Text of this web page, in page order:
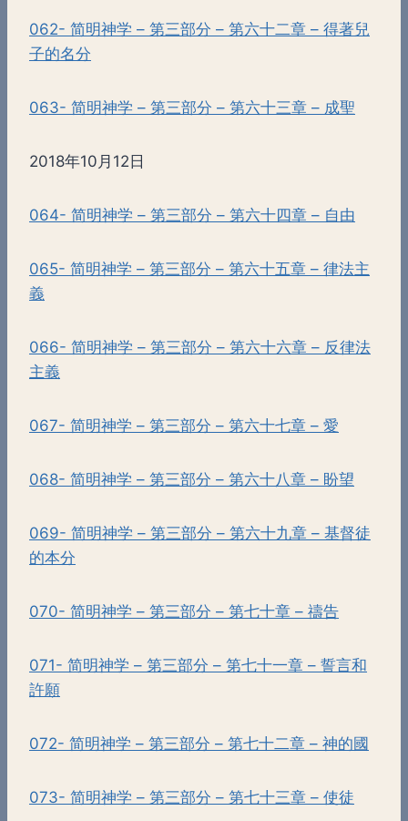
062- 简明神学 – 第三部分 – 第六十二章 – 得著兒
子的名分
063- 简明神学 – 第三部分 – 第六十三章 – 成聖
2018年10月12日
064- 简明神学 – 第三部分 – 第六十四章 – 自由
065- 简明神学 – 第三部分 – 第六十五章 – 律法主
義
066- 简明神学 – 第三部分 – 第六十六章 – 反律法
主義
067- 简明神学 – 第三部分 – 第六十七章 – 愛
068- 简明神学 – 第三部分 – 第六十八章 – 盼望
069- 简明神学 – 第三部分 – 第六十九章 – 基督徒
的本分
070- 简明神学 – 第三部分 – 第七十章 – 禱告
071- 简明神学 – 第三部分 – 第七十一章 – 誓言和
許願
072- 简明神学 – 第三部分 – 第七十二章 – 神的國
073- 简明神学 – 第三部分 – 第七十三章 – 使徒